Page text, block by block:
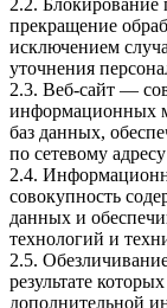
2.2.
прекращение
исключением
уточнения
2.3. Веб-сайт —
информационных
баз данных,
по сетевому адресу
2.4.
совокупность
данных и
технологий и
2.5.
результате
дополнительной